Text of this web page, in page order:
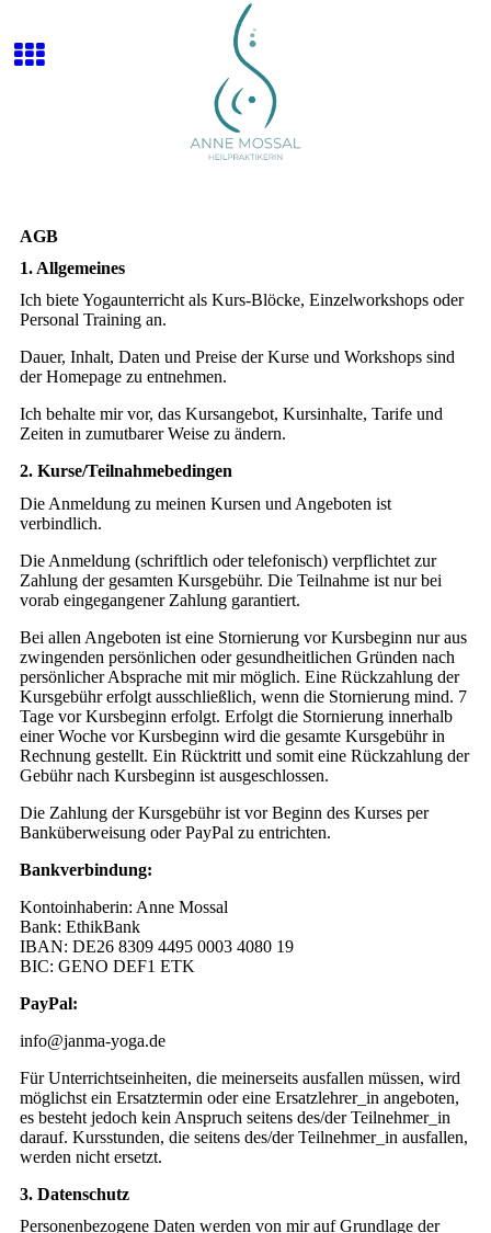
AGB
1. Allgemeines
Ich biete Yogaunterricht als Kurs-Blöcke, Einzelworkshops oder
Personal Training an.
Dauer, Inhalt, Daten und Preise der Kurse und Workshops sind
der Homepage zu entnehmen.
Ich behalte mir vor, das Kursangebot, Kursinhalte, Tarife und
Zeiten in zumutbarer Weise zu ändern.
2. Kurse/Teilnahmebedingen
Die Anmeldung zu meinen Kursen und Angeboten ist
verbindlich.
Die Anmeldung (schriftlich oder telefonisch) verpflichtet zur
Zahlung der gesamten Kursgebühr. Die Teilnahme ist nur bei
vorab eingegangener Zahlung garantiert.
Bei allen Angeboten ist eine Stornierung vor Kursbeginn nur aus
zwingenden persönlichen oder gesundheitlichen Gründen nach
persönlicher Absprache mit mir möglich. Eine Rückzahlung der
Kursgebühr erfolgt ausschließlich, wenn die Stornierung mind. 7
Tage vor Kursbeginn erfolgt. Erfolgt die Stornierung innerhalb
einer Woche vor Kursbeginn wird die gesamte Kursgebühr in
Rechnung gestellt. Ein Rücktritt und somit eine Rückzahlung der
Gebühr nach Kursbeginn ist ausgeschlossen.
Die Zahlung der Kursgebühr ist vor Beginn des Kurses per
Banküberweisung oder PayPal zu entrichten.
Bankverbindung:
Kontoinhaberin: Anne Mossal
Bank: EthikBank
IBAN: DE26 8309 4495 0003 4080 19
BIC: GENO DEF1 ETK
PayPal:
info@janma-yoga.de
Für Unterrichtseinheiten, die meinerseits ausfallen müssen, wird
möglichst ein Ersatztermin oder eine Ersatzlehrer_in angeboten,
es besteht jedoch kein Anspruch seitens des/der Teilnehmer_in
darauf. Kursstunden, die seitens des/der Teilnehmer_in ausfallen,
werden nicht ersetzt.
3. Datenschutz
Personenbezogene Daten werden von mir auf Grundlage der